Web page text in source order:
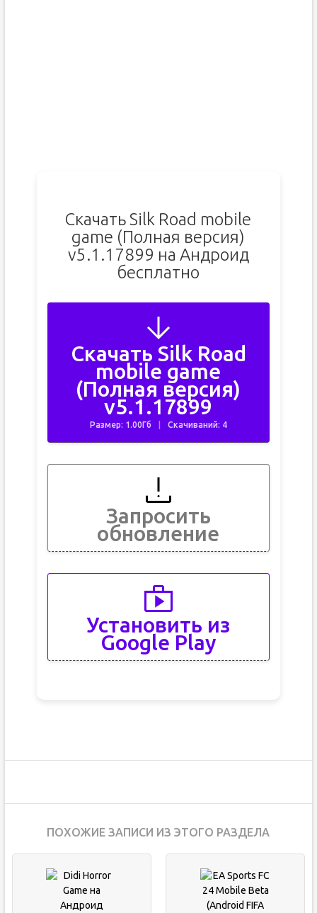
Скачать Silk Road mobile
game (Полная версия)
v5.1.17899 на Андроид
бесплатно
Скачать Silk Road
mobile game
(Полная версия)
v5.1.17899
Размер: 1.00Гб Скачиваний: 4
Запросить
обновление
Установить из
Google Play
ПОХОЖИЕ ЗАПИСИ ИЗ ЭТОГО РАЗДЕЛА